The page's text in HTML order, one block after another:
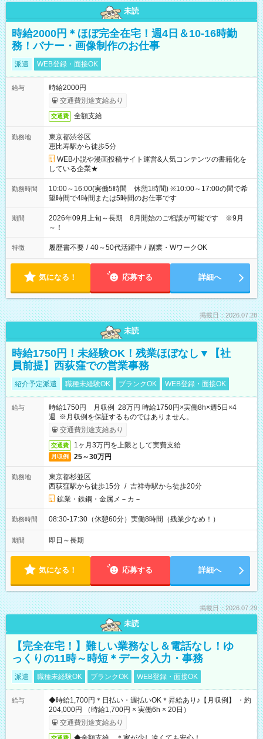
未読
時給2000円＊ほぼ完全在宅！週4日＆10-16時勤
務！バナー・画像制作のお仕事
派遣 WEB登録・面接OK
給与
時給2000円
交通費別途支給あり
交通費 全額支給
勤務地
東京都渋谷区
恵比寿駅から徒歩5分
WEB小説や漫画投稿サイト運営&人気コンテンツの書籍化を
している企業★
勤務時間
10:00～16:00(実働5時間 休憩1時間) ※10:00～17:00の間で希
望時間で4時間または5時間のお仕事です
期間
2026年09月上旬～長期 8月開始のご相談が可能です ※9月
～！
特徴 履歴書不要 / 40～50代活躍中 / 副業・WワークOK
気になる！ 応募する 詳細へ
掲載日：2026.07.28
未読
時給1750円！未経験OK！残業ほぼなし▼【社
員前提】西荻窪での営業事務
紹介予定派遣 職種未経験OK ブランクOK WEB登録・面接OK
給与
時給1750円 月収例 28万円 時給1750円×実働8h×週5日×4
週 ※月収例を保証するものではありません。
交通費別途支給あり
交通費 1ヶ月3万円を上限として実費支給
月収例 25～30万円
勤務地
東京都杉並区
西荻窪駅から徒歩15分 / 吉祥寺駅から徒歩20分
鉱業・鉄鋼・金属メ－カ－
勤務時間 08:30-17:30（休憩60分）実働8時間（残業少なめ！）
期間 即日～長期
気になる！ 応募する 詳細へ
掲載日：2026.07.29
未読
【完全在宅！】難しい業務なし＆電話なし！ゆ
っくりの11時～時短＊データ入力・事務
派遣 職種未経験OK ブランクOK WEB登録・面接OK
給与
◆時給1,700円＊日払い・週払いOK＊昇給あり♪【月収例】 ・約
204,000円 （時給1,700円 × 実働6h × 20日）
交通費別途支給あり